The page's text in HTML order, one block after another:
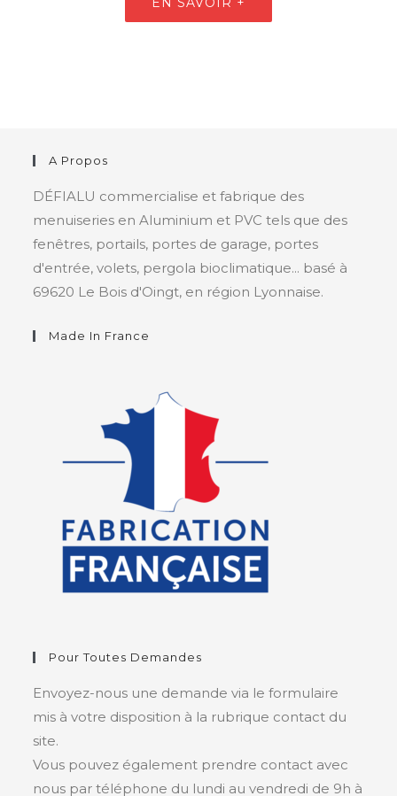
A Propos
DÉFIALU commercialise et fabrique des
menuiseries en Aluminium et PVC tels que des
fenêtres, portails, portes de garage, portes
d'entrée, volets, pergola bioclimatique... basé à
69620 Le Bois d'Oingt, en région Lyonnaise.
Made In France
Pour Toutes Demandes
Envoyez-nous une demande via le formulaire
mis à votre disposition à la rubrique contact du
site.
Vous pouvez également prendre contact avec
nous par téléphone du lundi au vendredi de 9h à